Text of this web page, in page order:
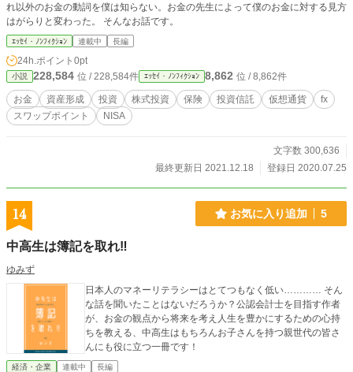
れ以外のお金の動詞を僕は知らない。お金の先生によって僕のお金に対する見方
はがらりと変わった。 そんなお話です。
ｴｯｾｲ・ﾉﾝﾌｨｸｼｮﾝ 連載中 長編
24h.ポイント 0pt
小説 228,584 位 / 228,584件 ｴｯｾｲ・ﾉﾝﾌｨｸｼｮﾝ 8,862 位 / 8,862件
お金 資産形成 投資 株式投資 保険 投資信託 仮想通貨
fx
スワップポイント
NISA
文字数 300,636
最終更新日 2021.12.18
登録日 2020.07.25
14 お気に入り追加 5
中高生は簿記を取れ‼︎
ゆみず
日本人のマネーリテラシーはとてつもなく低い………… そん
な話を聞いたことはないだろうか？公認会計士を目指す作者
が、お金の観点から将来を考え人生を豊かにするための心持
ちを教える、中高生はもちろんお子さんを持つ親世代の皆さ
んにも役に立つ一冊です！
経済・企業 連載中 長編